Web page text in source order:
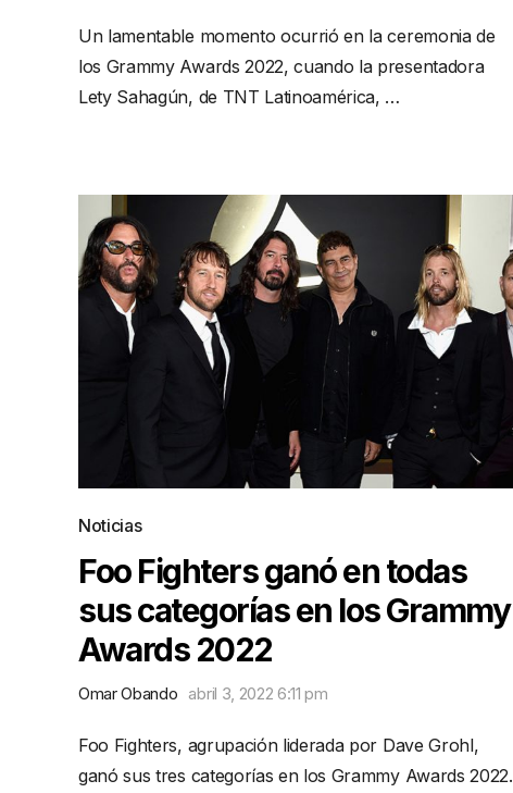
Un lamentable momento ocurrió en la ceremonia de
los Grammy Awards 2022, cuando la presentadora
Lety Sahagún, de TNT Latinoamérica, …
Noticias
Foo Fighters ganó en todas
sus categorías en los Grammy
Awards 2022
Omar Obando abril 3, 2022 6:11 pm
Foo Fighters, agrupación liderada por Dave Grohl,
ganó sus tres categorías en los Grammy Awards 2022.